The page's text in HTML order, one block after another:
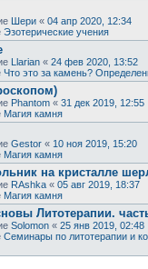
Шери « 04 апр 2020, 12:34
Эзотерические учения
Llarian « 24 фев 2020, 13:52
Что это за камень?
Phantom « 31 дек 2019, 12:55
Магия камня
Gestor « 10 ноя 2019, 15:20
Магия камня
на кристалле
RAshka « 05 авг 2019, 18:37
Магия камня
Литотерапии.
Solomon « 25 янв 2019, 02:48
Семинары по литотерапии и